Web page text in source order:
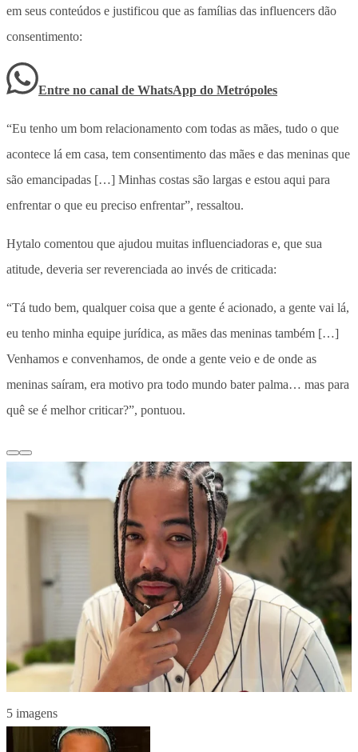
em seus conteúdos e justificou que as famílias das influencers dão
consentimento:
Entre no canal de WhatsApp do Metrópoles
“Eu tenho um bom relacionamento com todas as mães, tudo o que
acontece lá em casa, tem consentimento das mães e das meninas que
são emancipadas […] Minhas costas são largas e estou aqui para
enfrentar o que eu preciso enfrentar”, ressaltou.
Hytalo comentou que ajudou muitas influenciadoras e, que sua
atitude, deveria ser reverenciada ao invés de criticada:
“Tá tudo bem, qualquer coisa que a gente é acionado, a gente vai lá,
eu tenho minha equipe jurídica, as mães das meninas também […]
Venhamos e convenhamos, de onde a gente veio e de onde as
meninas saíram, era motivo pra todo mundo bater palma… mas para
quê se é melhor criticar?”, pontuou.
5 imagens